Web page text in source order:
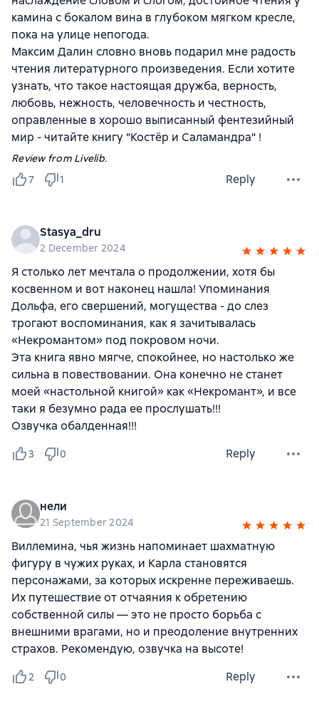
камина с бокалом вина в глубоком мягком кресле,
пока на улице непогода.
Максим Далин словно вновь подарил мне радость
чтения литературного произведения. Если хотите
узнать, что такое настоящая дружба, верность,
любовь, нежность, человечность и честность,
оправленные в хорошо выписанный фентезийный
мир - читайте книгу "Костёр и Саламандра" !
Review from Livelib.
7
1 Reply
Stasya_dru
2 December 2024
Я столько лет мечтала о продолжении, хотя бы
косвенном и вот наконец нашла! Упоминания
Дольфа, его свершений, могущества - до слез
трогают воспоминания, как я зачитывалась
«Некромантом» под покровом ночи.
Эта книга явно мягче, спокойнее, но настолько же
сильна в повествовании. Она конечно не станет
моей «настольной книгой» как «Некромант», и все
таки я безумно рада ее прослушать!!!
Озвучка обалденная!!!
3 0 Reply
нели
21 September 2024
Виллемина, чья жизнь напоминает шахматную
фигуру в чужих руках, и Карла становятся
персонажами, за которых искренне переживаешь.
Их путешествие от отчаяния к обретению
собственной силы — это не просто борьба с
внешними врагами, но и преодоление внутренних
страхов. Рекомендую, озвучка на высоте!
2 0 Reply